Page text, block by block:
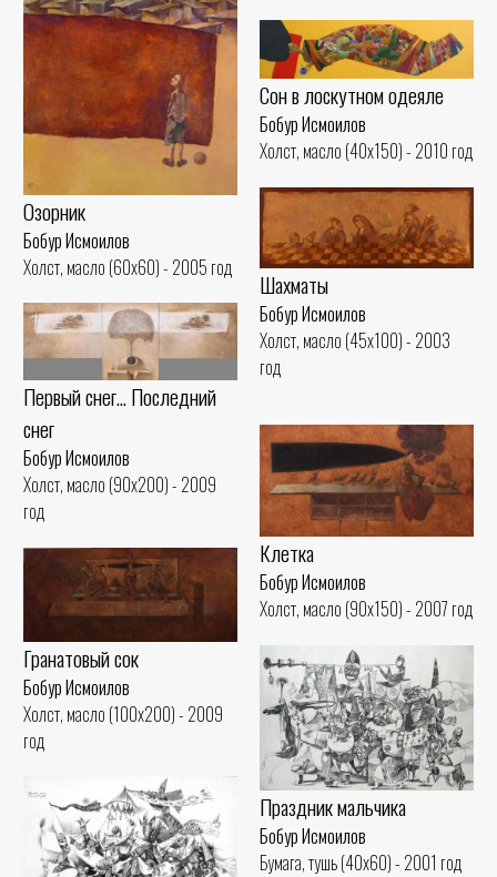
Озорник
Бобур Исмоилов
Холст, масло (60x60) - 2005 год
Сон в лоскутном одеяле
Бобур Исмоилов
Холст, масло (40x150) - 2010 год
Шахматы
Бобур Исмоилов
Холст, масло (45x100) - 2003
год
Первый снег... Последний
снег
Бобур Исмоилов
Холст, масло (90x200) - 2009
год
Клетка
Бобур Исмоилов
Холст, масло (90x150) - 2007 год
Гранатовый сок
Бобур Исмоилов
Холст, масло (100x200) - 2009
год
Праздник мальчика
Бобур Исмоилов
Бумага, тушь (40x60) - 2001 год